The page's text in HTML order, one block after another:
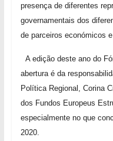
presença de diferentes
governamentais dos
de parceiros económicos
A edição deste ano do
abertura é da
Política Regional, Corina
dos Fundos Europeus
especialmente no que
2020.